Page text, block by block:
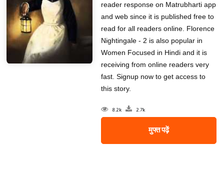
reader response on Matrubharti app
and web since it is published free to
read for all readers online. Florence
Nightingale - 2 is also popular in
Women Focused in Hindi and it is
receiving from online readers very
fast. Signup now to get access to
this story.
8.2k 2.7k
मुफ्त पढ़ें